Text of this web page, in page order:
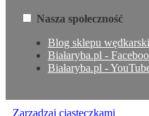
Nasza społeczność
Blog sklepu
Białaryba.pl -
Białaryba.pl -
Zarządzaj ciasteczkami